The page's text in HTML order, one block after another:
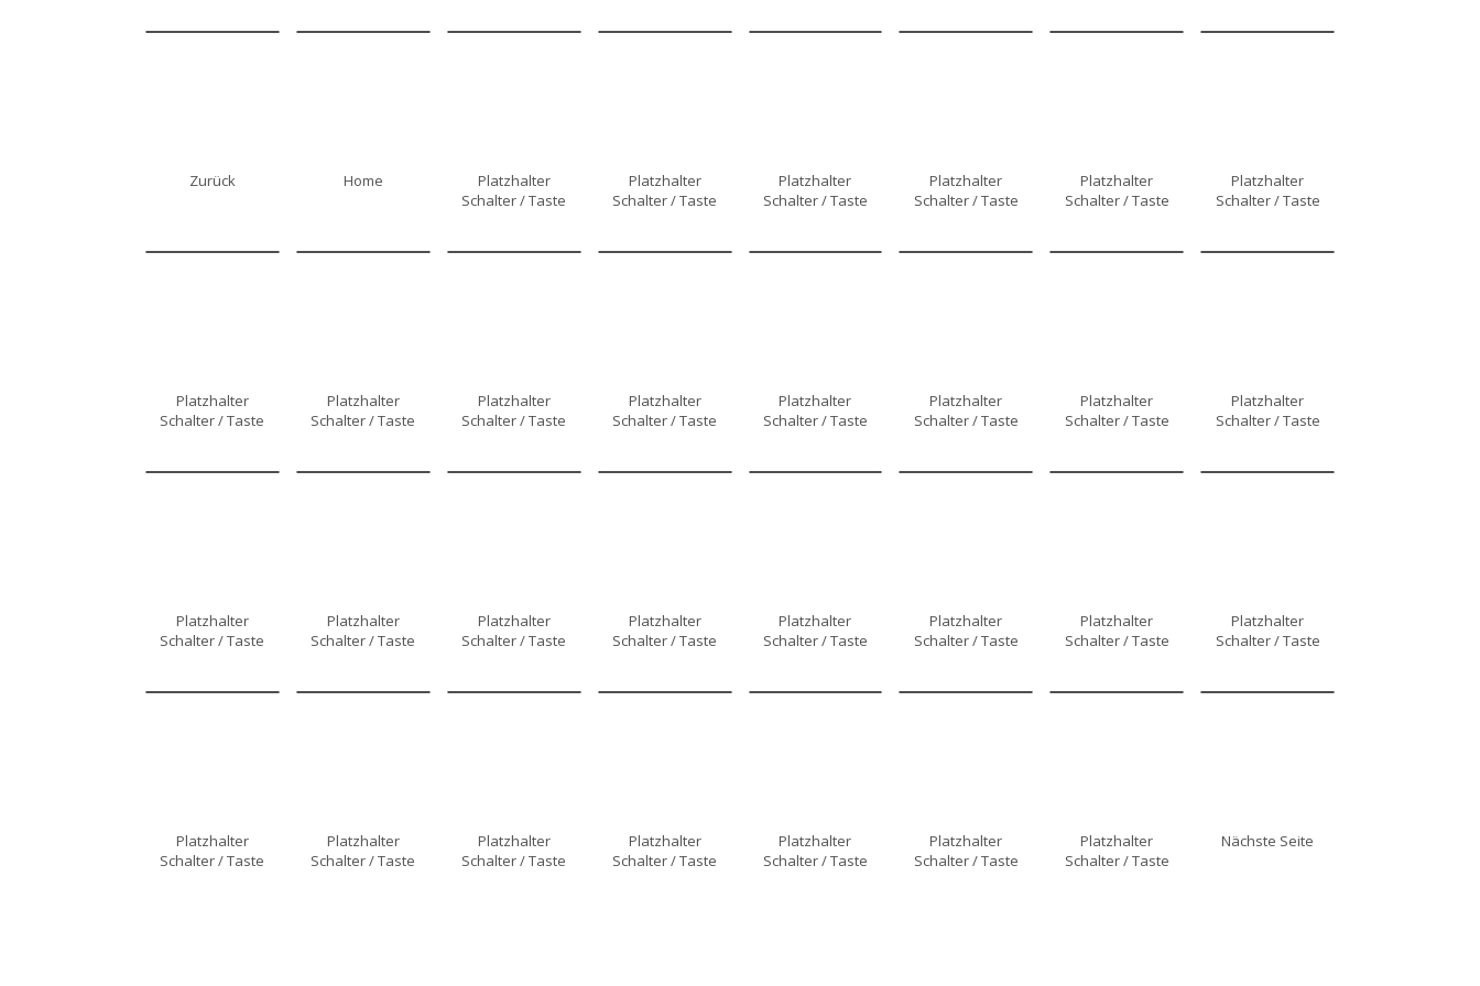
Zurück Home
Platzhalter
Schalter / Taste
Platzhalter
Schalter / Taste
Platzhalter
Schalter / Taste
Platzhalter
Schalter / Taste
Platzhalter
Schalter / Taste
Platzhalter
Schalter / Taste
Platzhalter
Schalter / Taste
Platzhalter
Schalter / Taste
Platzhalter
Schalter / Taste
Platzhalter
Schalter / Taste
Platzhalter
Schalter / Taste
Platzhalter
Schalter / Taste
Platzhalter
Schalter / Taste
Platzhalter
Schalter / Taste
Platzhalter
Schalter / Taste
Platzhalter
Schalter / Taste
Platzhalter
Schalter / Taste
Platzhalter
Schalter / Taste
Platzhalter
Schalter / Taste
Platzhalter
Schalter / Taste
Platzhalter
Schalter / Taste
Platzhalter
Schalter / Taste
Platzhalter
Schalter / Taste
Platzhalter
Schalter / Taste
Platzhalter
Schalter / Taste
Platzhalter
Schalter / Taste
Platzhalter
Schalter / Taste
Platzhalter
Schalter / Taste
Platzhalter
Schalter / Taste
Nächste Seite